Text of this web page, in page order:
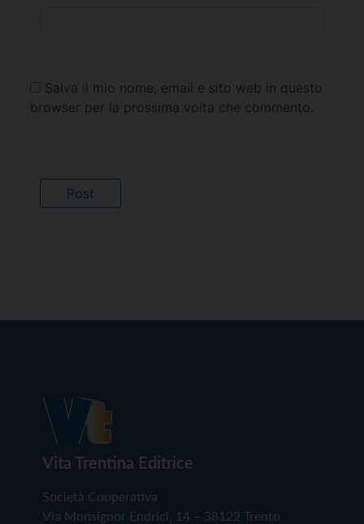
Salva il mio nome, email e sito web in questo
browser per la prossima volta che commento.
Vita Trentina Editrice
Società Cooperativa
Via Monsignor Endrici, 14 – 38122 Trento